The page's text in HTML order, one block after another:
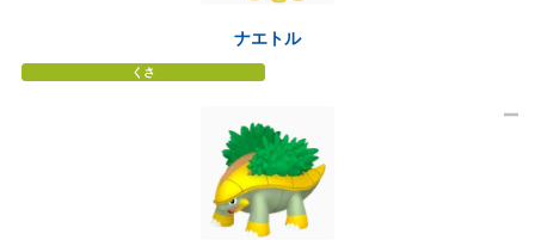
ナエトル
くさ